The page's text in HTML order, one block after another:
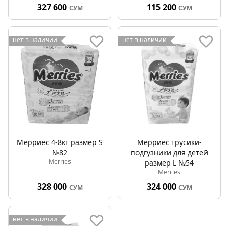
327 600 СУМ 115 200 СУМ
нет в наличии
Мерриес 4-8кг размер S
№82
Merries
328 000 СУМ
нет в наличии
Мерриес трусики-
подгузники для детей
размер L №54
Merries
324 000 СУМ
нет в наличии